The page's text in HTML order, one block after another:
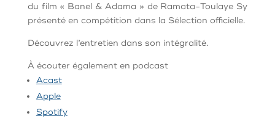
du film « Banel & Adama » de Ramata-Toulaye Sy
présenté en compétition dans la Sélection officielle.
Découvrez l’entretien dans son intégralité.
À écouter également en podcast
Acast
Apple
Spotify